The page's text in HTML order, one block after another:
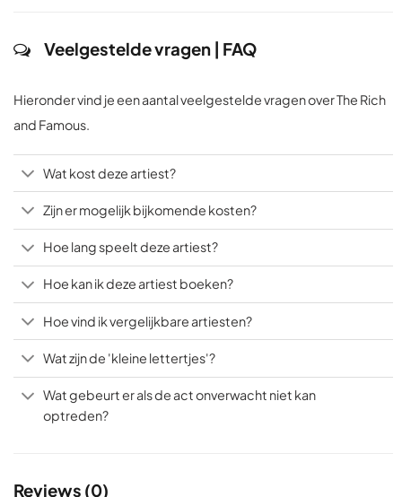
Veelgestelde vragen | FAQ
Hieronder vind je een aantal veelgestelde vragen over The Rich
and Famous.
Wat kost deze artiest?
Zijn er mogelijk bijkomende kosten?
Hoe lang speelt deze artiest?
Hoe kan ik deze artiest boeken?
Hoe vind ik vergelijkbare artiesten?
Wat zijn de 'kleine lettertjes'?
Wat gebeurt er als de act onverwacht niet kan
optreden?
Reviews (0)